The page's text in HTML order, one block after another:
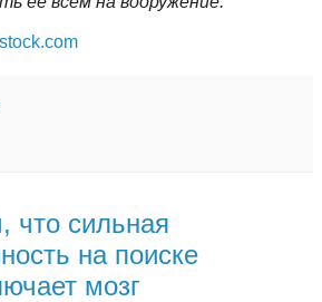
что сильная
на поиске
мозг